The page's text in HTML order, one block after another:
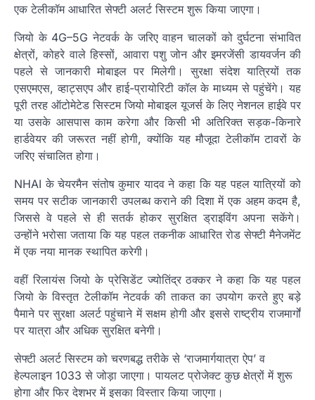
एक टेलीकॉम आधारित सेफ्टी अलर्ट सिस्टम शुरू किया जाएगा।
जियो के 4G–5G नेटवर्क के जरिए वाहन चालकों को दुर्घटना संभावित
क्षेत्रों, कोहरे वाले हिस्सों, आवारा पशु जोन और इमरजेंसी डायवर्जन की
पहले से जानकारी मोबाइल पर मिलेगी। सुरक्षा संदेश यात्रियों तक
एसएमएस, व्हाट्सएप और हाई-प्रायोरिटी कॉल के माध्यम से पहुंचेंगे। यह
पूरी तरह ऑटोमेटेड सिस्टम जियो मोबाइल यूजर्स के लिए नेशनल हाईवे पर
या उसके आसपास काम करेगा और किसी भी अतिरिक्त सड़क-किनारे
हार्डवेयर की जरूरत नहीं होगी, क्योंकि यह मौजूदा टेलीकॉम टावरों के
जरिए संचालित होगा।
NHAI के चेयरमैन संतोष कुमार यादव ने कहा कि यह पहल यात्रियों को
समय पर सटीक जानकारी उपलब्ध कराने की दिशा में एक अहम कदम है,
जिससे वे पहले से ही सतर्क होकर सुरक्षित ड्राइविंग अपना सकेंगे।
उन्होंने भरोसा जताया कि यह पहल तकनीक आधारित रोड सेफ्टी मैनेजमेंट
में एक नया मानक स्थापित करेगी।
वहीं रिलायंस जियो के प्रेसिडेंट ज्योतिंद्र ठक्कर ने कहा कि यह पहल
जियो के विस्तृत टेलीकॉम नेटवर्क की ताकत का उपयोग करते हुए बड़े
पैमाने पर सुरक्षा अलर्ट पहुंचाने में सक्षम होगी और इससे राष्ट्रीय राजमार्गों
पर यात्रा और अधिक सुरक्षित बनेगी।
सेफ्टी अलर्ट सिस्टम को चरणबद्ध तरीके से ‘राजमार्गयात्रा ऐप’ व
हेल्पलाइन 1033 से जोड़ा जाएगा। पायलट प्रोजेक्ट कुछ क्षेत्रों में शुरू
होगा और फिर देशभर में इसका विस्तार किया जाएगा।